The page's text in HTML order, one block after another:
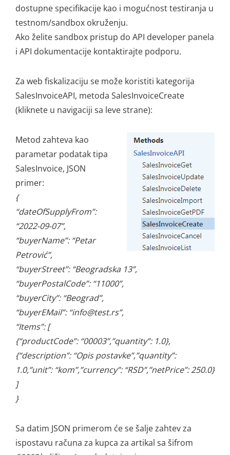
dostupne specifikacije kao i mogućnost testiranja u
testnom/sandbox okruženju.
Ako želite sandbox pristup do API developer panela
i API dokumentacije kontaktirajte podporu.
Za web fiskalizaciju se može koristiti kategorija
SalesInvoiceAPI, metoda SalesInvoiceCreate
(kliknete u navigaciji sa leve strane):
Metod zahteva kao
parametar podatak tipa
SalesInvoice, JSON
primer:
{
“dateOfSupplyFrom”:
“2022-09-07”,
“buyerName”: “Petar
Petrović”,
“buyerStreet”: “Beogradska 13”,
“buyerPostalCode”: “11000”,
“buyerCity”: “Beograd”,
“buyerEMail”: “info@test.rs”,
“Items”: [
{“productCode”: “00003”,”quantity”: 1.0},
{“description”: “Opis postavke”,”quantity”:
1.0,”unit”: “kom”,”currency”: “RSD”,”netPrice”: 250.0}
]
}
Sa datim JSON primerom će se šalje zahtev za
ispostavu računa za kupca za artikal sa šifrom